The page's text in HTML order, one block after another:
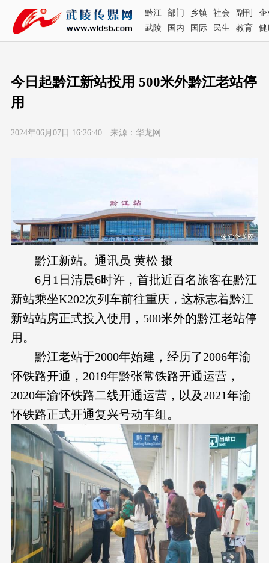
黔江 部门 乡镇 社会 副刊
企
武陵
国内 国际 民生 教育 健
今日起黔江新站投用 500米外黔江老站停
用
2024年06月07日 16:26:40 来源：华龙网
黔江新站。通讯员 黄松 摄
6月1日清晨6时许，首批近百名旅客在黔江
新站乘坐K202次列车前往重庆，这标志着黔江
新站站房正式投入使用，500米外的黔江老站停
用。
黔江老站于2000年始建，经历了2006年渝
怀铁路开通，2019年黔张常铁路开通运营，
2020年渝怀铁路二线开通运营，以及2021年渝
怀铁路正式开通复兴号动车组。